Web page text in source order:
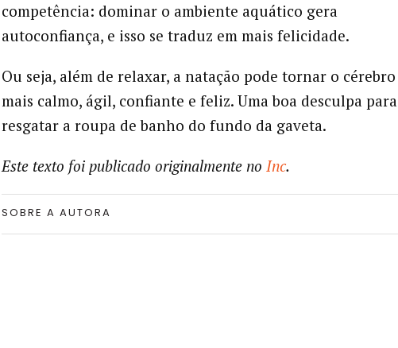
competência: dominar o ambiente aquático gera
autoconfiança, e isso se traduz em mais felicidade.
Ou seja, além de relaxar, a natação pode tornar o cérebro
mais calmo, ágil, confiante e feliz. Uma boa desculpa para
resgatar a roupa de banho do fundo da gaveta.
Este texto foi publicado originalmente no Inc.
SOBRE A AUTORA